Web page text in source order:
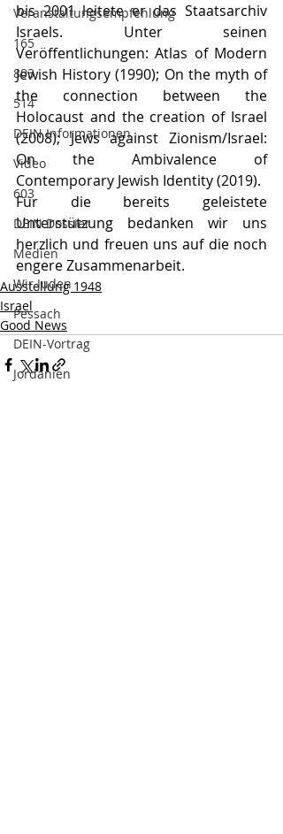
Veranstaltungsempfehlung
165
803
514
DEIN Informationen
Video
603
DEIN Dossier
Medien
Wir Juden
Pessach
DEIN-Vortrag
Jordanien
bis 2001 leitete er das Staatsarchiv
Israels. Unter seinen
Veröffentlichungen: Atlas of Modern
Jewish History (1990); On the myth of
the connection between the
Holocaust and the creation of Israel
(2008); Jews against Zionism/Israel:
On the Ambivalence of
Contemporary Jewish Identity (2019).
Für die bereits geleistete
Unterstützung bedanken wir uns
herzlich und freuen uns auf die noch
engere Zusammenarbeit.
Ausstellung 1948
Israel
Good News